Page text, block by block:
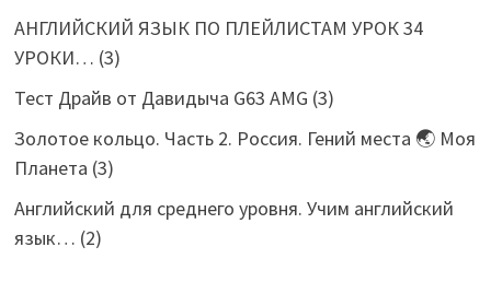
АНГЛИЙСКИЙ ЯЗЫК ПО ПЛЕЙЛИСТАМ УРОК 34
УРОКИ… (3)
Тест Драйв от Давидыча G63 AMG (3)
Золотое кольцо. Часть 2. Россия. Гений места 🌏 Моя
Планета (3)
Английский для среднего уровня. Учим английский
язык… (2)